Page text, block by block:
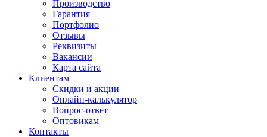
Производство
Гарантия
Портфолио
Отзывы
Реквизиты
Вакансии
Карта сайта
Клиентам
Скидки и акции
Онлайн-калькулятор
Вопрос-ответ
Оптовикам
Контакты